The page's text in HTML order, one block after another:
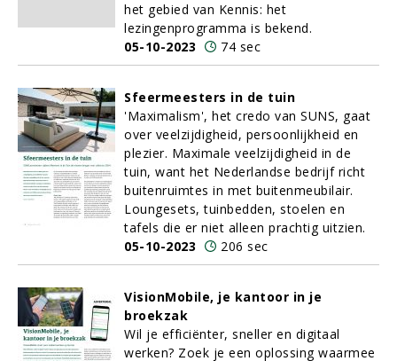
het gebied van Kennis: het
lezingenprogramma is bekend.
05-10-2023
74 sec
Sfeermeesters in de tuin
'Maximalism', het credo van SUNS, gaat
over veelzijdigheid, persoonlijkheid en
plezier. Maximale veelzijdigheid in de
tuin, want het Nederlandse bedrijf richt
buitenruimtes in met buitenmeubilair.
Loungesets, tuinbedden, stoelen en
tafels die er niet alleen prachtig uitzien.
05-10-2023
206 sec
VisionMobile, je kantoor in je
broekzak
Wil je efficiënter, sneller en digitaal
werken? Zoek je een oplossing waarmee